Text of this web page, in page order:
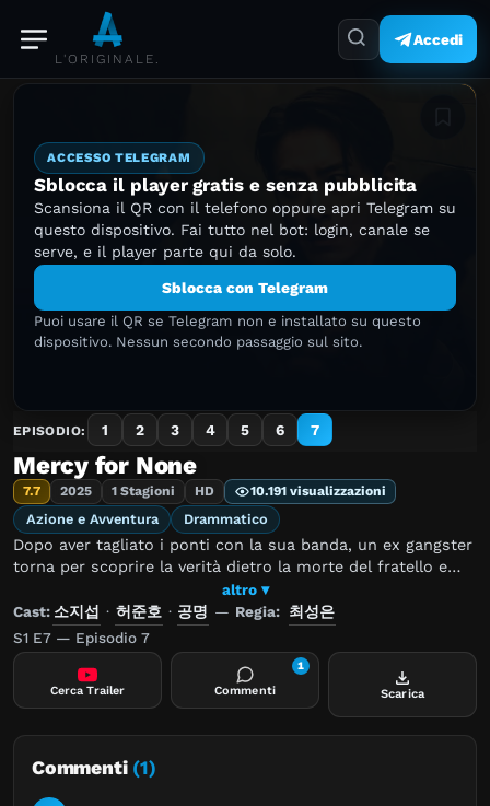
L'ORIGINALE.
Accedi
ACCESSO TELEGRAM
Sblocca il player gratis e senza pubblicita
Scansiona il QR con il telefono oppure apri Telegram su
questo dispositivo. Fai tutto nel bot: login, canale se
serve, e il player parte qui da solo.
Sblocca con Telegram
Puoi usare il QR se Telegram non e installato su questo
dispositivo. Nessun secondo passaggio sul sito.
EPISODIO: 1 2 3 4 5 6 7
Mercy for None
7.7 2025 1 Stagioni HD 10.191 visualizzazioni
Azione e Avventura Drammatico
Dopo aver tagliato i ponti con la sua banda, un ex gangster
torna per scoprire la verità dietro la morte del fratello e
inizia una missione implacabile per avere vendetta.
altro ▾
Cast: 소지섭 · 허준호 · 공명 — Regia: 최성은
S1 E7 — Episodio 7
Cerca Trailer Commenti
1
Scarica
Commenti (1)